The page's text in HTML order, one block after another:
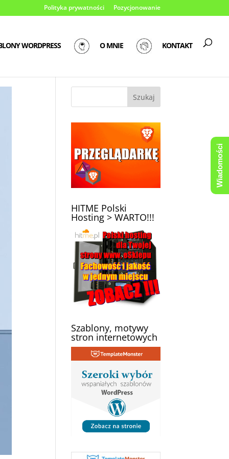
Polityka prywatności Pozycjonowanie
WORDPRESS O MNIE KONTAKT
HITME Polski
Hosting > WARTO!!!
Szablony, motywy
stron internetowych
Wiadomości